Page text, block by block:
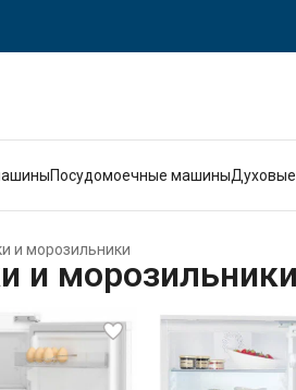
Посудомоечные машины
и морозильники
и морозильники